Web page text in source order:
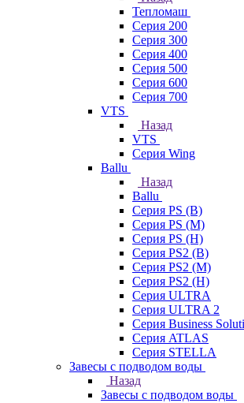
Тепломаш
Серия 200
Серия 300
Серия 400
Серия 500
Серия 600
Серия 700
VTS
Назад
VTS
Серия Wing
Ballu
Назад
Ballu
Серия PS (B)
Серия PS (M)
Серия PS (H)
Серия PS2 (B)
Серия PS2 (M)
Серия PS2 (H)
Серия ULTRA
Серия ULTRA 2
Серия Business
Серия ATLAS
Серия STELLA
Завесы с подводом воды
Назад
Завесы с подводом воды